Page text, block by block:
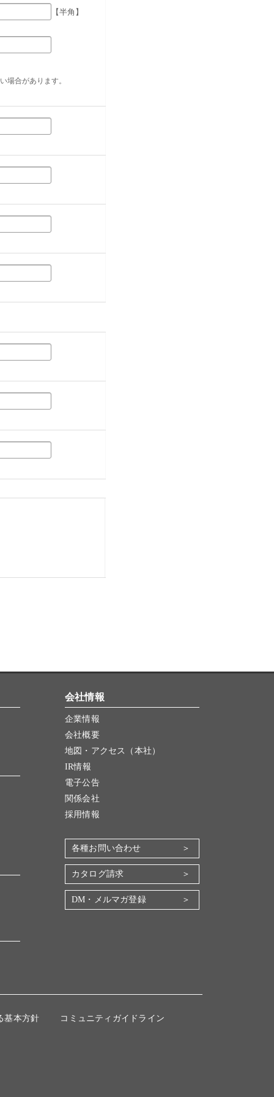
【半角】
場合があります。
会社情報
企業情報
会社概要
地図・アクセス（本社）
IR情報
電子公告
関係会社
採用情報
各種お問い合わせ
カタログ請求
DM・メルマガ登録
基本方針 コミュニティガイドライン